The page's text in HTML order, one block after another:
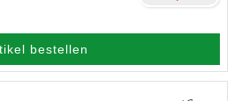
bestellen